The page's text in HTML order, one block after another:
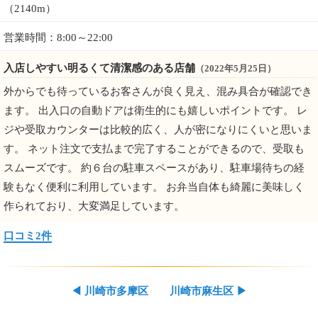
（2140m）
営業時間：8:00～22:00
入店しやすい明るくて清潔感のある店舗 （2022年5月25日）
外からでも待っているお客さんが良く見え、混み具合が確認でき
ます。 出入口の自動ドアは衛生的にも嬉しいポイントです。 レ
ジや受取カウンターは比較的広く、人が密になりにくいと思いま
す。 ネット注文で支払まで完了することができるので、受取も
スムーズです。 約６台の駐車スペースがあり、駐車場待ちの経
験もなく便利に利用しています。 お弁当自体も綺麗に美味しく
作られており、大変満足しています。
口コミ2件
◀ 川崎市多摩区 川崎市麻生区 ▶